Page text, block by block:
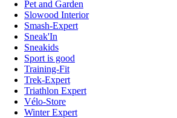
Pet and Garden
Slowood Interior
Smash-Expert
Sneak'In
Sneakids
Sport is good
Training-Fit
Trek-Expert
Triathlon Expert
Vélo-Store
Winter Expert